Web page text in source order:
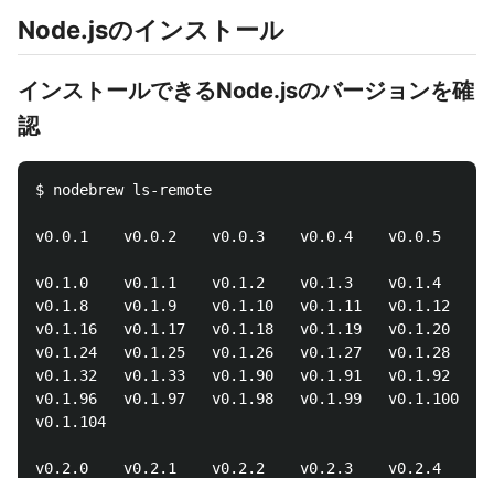
Node.jsのインストール
インストールできるNode.jsのバージョンを確
認
$ nodebrew ls-remote
v0.0.1    v0.0.2    v0.0.3    v0.0.4    v0.0.5
v0.1.0    v0.1.1    v0.1.2    v0.1.3    v0.1.4
v0.1.8    v0.1.9    v0.1.10   v0.1.11   v0.1.12
v0.1.16   v0.1.17   v0.1.18   v0.1.19   v0.1.20
v0.1.24   v0.1.25   v0.1.26   v0.1.27   v0.1.28
v0.1.32   v0.1.33   v0.1.90   v0.1.91   v0.1.92
v0.1.96   v0.1.97   v0.1.98   v0.1.99   v0.1.100
v0.1.104
v0.2.0    v0.2.1    v0.2.2    v0.2.3    v0.2.4